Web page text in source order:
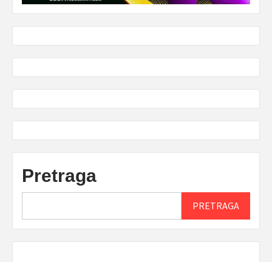
Pretraga
PRETRAGA